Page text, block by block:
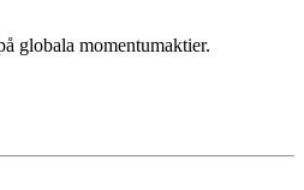
globala momentumaktier.